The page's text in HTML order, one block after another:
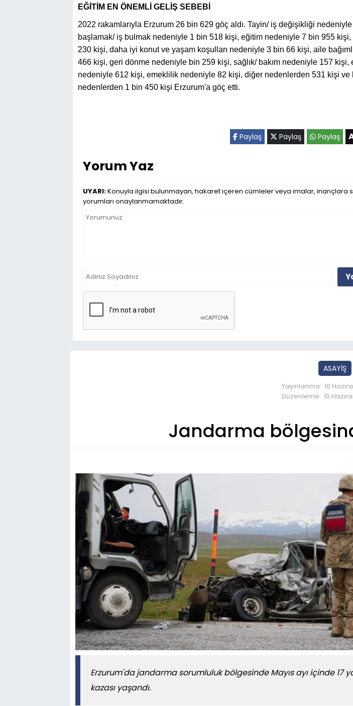
EĞİTİM EN ÖNEMLİ GELİŞ SEBEBİ
2022 rakamlarıyla Erzurum 26 bin 629 göç aldı. Tayin/ iş değişikliği
başlamak/ iş bulmak nedeniyle 1 bin 518 kişi, eğitim nedeniyle 7 bin 955
230 kişi, daha iyi konut ve yaşam koşulları nedeniyle 3 bin 66 kişi, aile
466 kişi, geri dönme nedeniyle bin 259 kişi, sağlık/ bakım nedeniyle 157 kişi,
nedeniyle 612 kişi, emeklilik nedeniyle 82 kişi, diğer nedenlerden 531 kişi ve
nedenlerden 1 bin 450 kişi Erzurum'a göç etti.
Paylaş Paylaş Paylaş
Yorum Yaz
UYARI:Konuyla ilgisi bulunmayan, hakaret içeren cümleler veya imalar, inançlara
yorumları onaylanmamaktadır.
ASAYİŞ
Yayınlanma : 10
Düzenleme : 10
Jandarma
Erzurum'da jandarma sorumluluk bölgesinde Mayıs ayı içinde 17
kazası yaşandı.